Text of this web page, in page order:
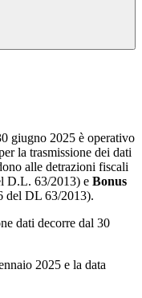
giugno 2025 è operativo
la trasmissione dei dati
alle detrazioni fiscali
D.L. 63/2013) e Bonus
del DL 63/2013).
dati decorre dal 30
2025 e la data